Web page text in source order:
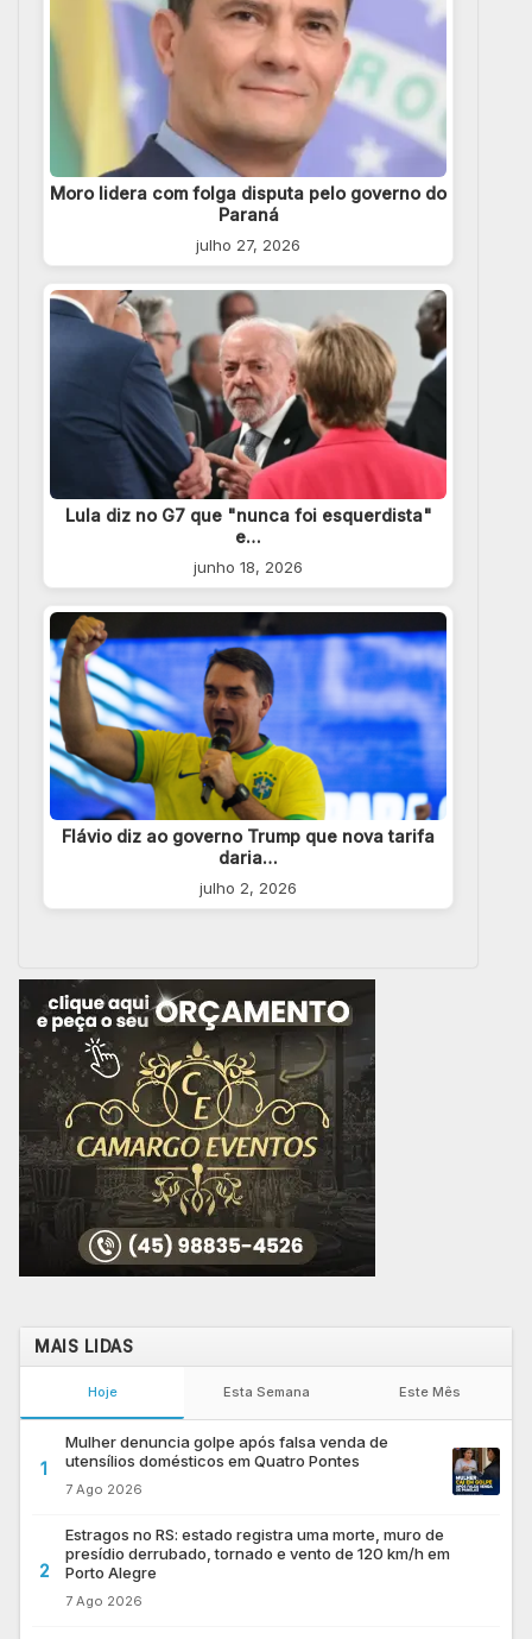
Moro lidera com folga disputa pelo governo do
Paraná
julho 27, 2026
Lula diz no G7 que "nunca foi esquerdista"
e…
junho 18, 2026
Flávio diz ao governo Trump que nova tarifa
daria…
julho 2, 2026
MAIS LIDAS
Hoje Esta Semana Este Mês
1
Mulher denuncia golpe após falsa venda de
utensílios domésticos em Quatro Pontes
7 Ago 2026
2
Estragos no RS: estado registra uma morte, muro de
presídio derrubado, tornado e vento de 120 km/h em
Porto Alegre
7 Ago 2026